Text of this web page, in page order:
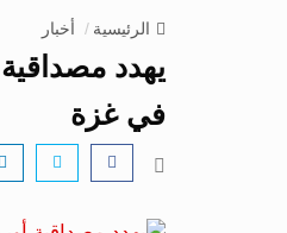
الرئيسية أخبار
يهدد
في غزة